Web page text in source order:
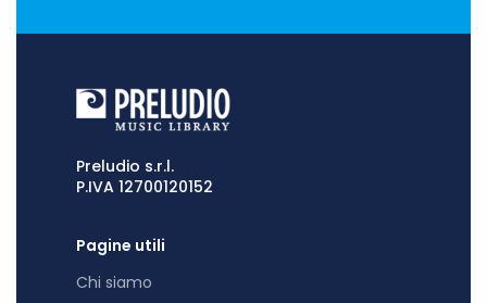
Preludio s.r.l.
P.IVA 12700120152
Pagine utili
Chi siamo